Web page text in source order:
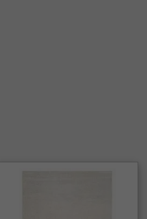
isolerende lag, der gør gulvet
brug?
komfort og form over tid.